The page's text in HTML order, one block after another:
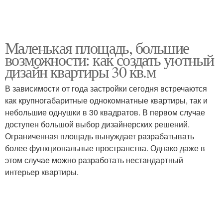
Маленькая площадь, большие
возможности: как создать уютный
дизайн квартиры 30 кв.м
В зависимости от года застройки сегодня встречаются
как крупногабаритные однокомнатные квартиры, так и
небольшие однушки в 30 квадратов. В первом случае
доступен большой выбор дизайнерских решений.
Ограниченная площадь вынуждает разрабатывать
более функциональные пространства. Однако даже в
этом случае можно разработать нестандартный
интерьер квартиры.